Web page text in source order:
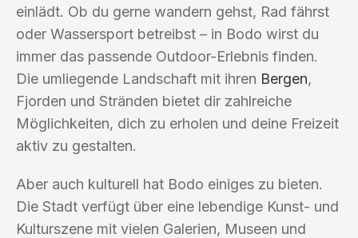
einlädt. Ob du gerne wandern gehst, Rad fährst
oder Wassersport betreibst – in Bodo wirst du
immer das passende Outdoor-Erlebnis finden.
Die umliegende Landschaft mit ihren Bergen,
Fjorden und Stränden bietet dir zahlreiche
Möglichkeiten, dich zu erholen und deine Freizeit
aktiv zu gestalten.
Aber auch kulturell hat Bodo einiges zu bieten.
Die Stadt verfügt über eine lebendige Kunst- und
Kulturszene mit vielen Galerien, Museen und